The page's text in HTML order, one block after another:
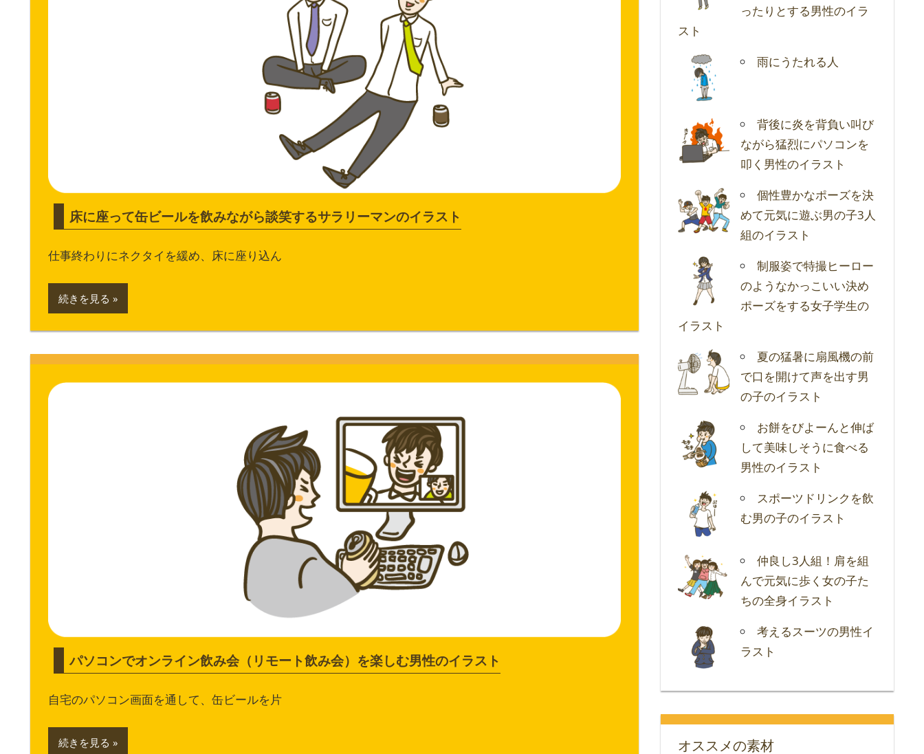
床に座って缶ビールを飲みながら談笑するサラリーマンのイラスト
仕事終わりにネクタイを緩め、床に座り込ん
続きを見る
パソコンでオンライン飲み会（リモート飲み会）を楽しむ男性のイラスト
自宅のパソコン画面を通して、缶ビールを片
続きを見る
ったりとする男性のイラ
スト
雨にうたれる人
背後に炎を背負い叫び
ながら猛烈にパソコンを
叩く男性のイラスト
個性豊かなポーズを決
めて元気に遊ぶ男の子3人
組のイラスト
制服姿で特撮ヒーロー
のようなかっこいい決め
ポーズをする女子学生の
イラスト
夏の猛暑に扇風機の前
で口を開けて声を出す男
の子のイラスト
お餅をびよーんと伸ば
して美味しそうに食べる
男性のイラスト
スポーツドリンクを飲
む男の子のイラスト
仲良し3人組！肩を組
んで元気に歩く女の子た
ちの全身イラスト
考えるスーツの男性イ
ラスト
オススメの素材